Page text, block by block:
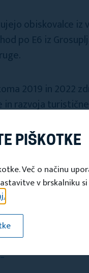
obiskovalce iz
po E6 iz
2019 in 2022
razvoja
s Turizmom
z okolico.
ter
ter v tujini.
PIŠKOTKE
Več o načinu
v brskalniku